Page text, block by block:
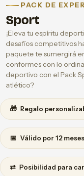
PACK DE
Sport
¡Eleva tu espíritu
desafíos competitivos
paquete te sumergirá
conformes con lo
deportivo con el Pack
atlético?
🎁 Regalo
📅 Válido por 12 meses
⇄ Posibilidad para